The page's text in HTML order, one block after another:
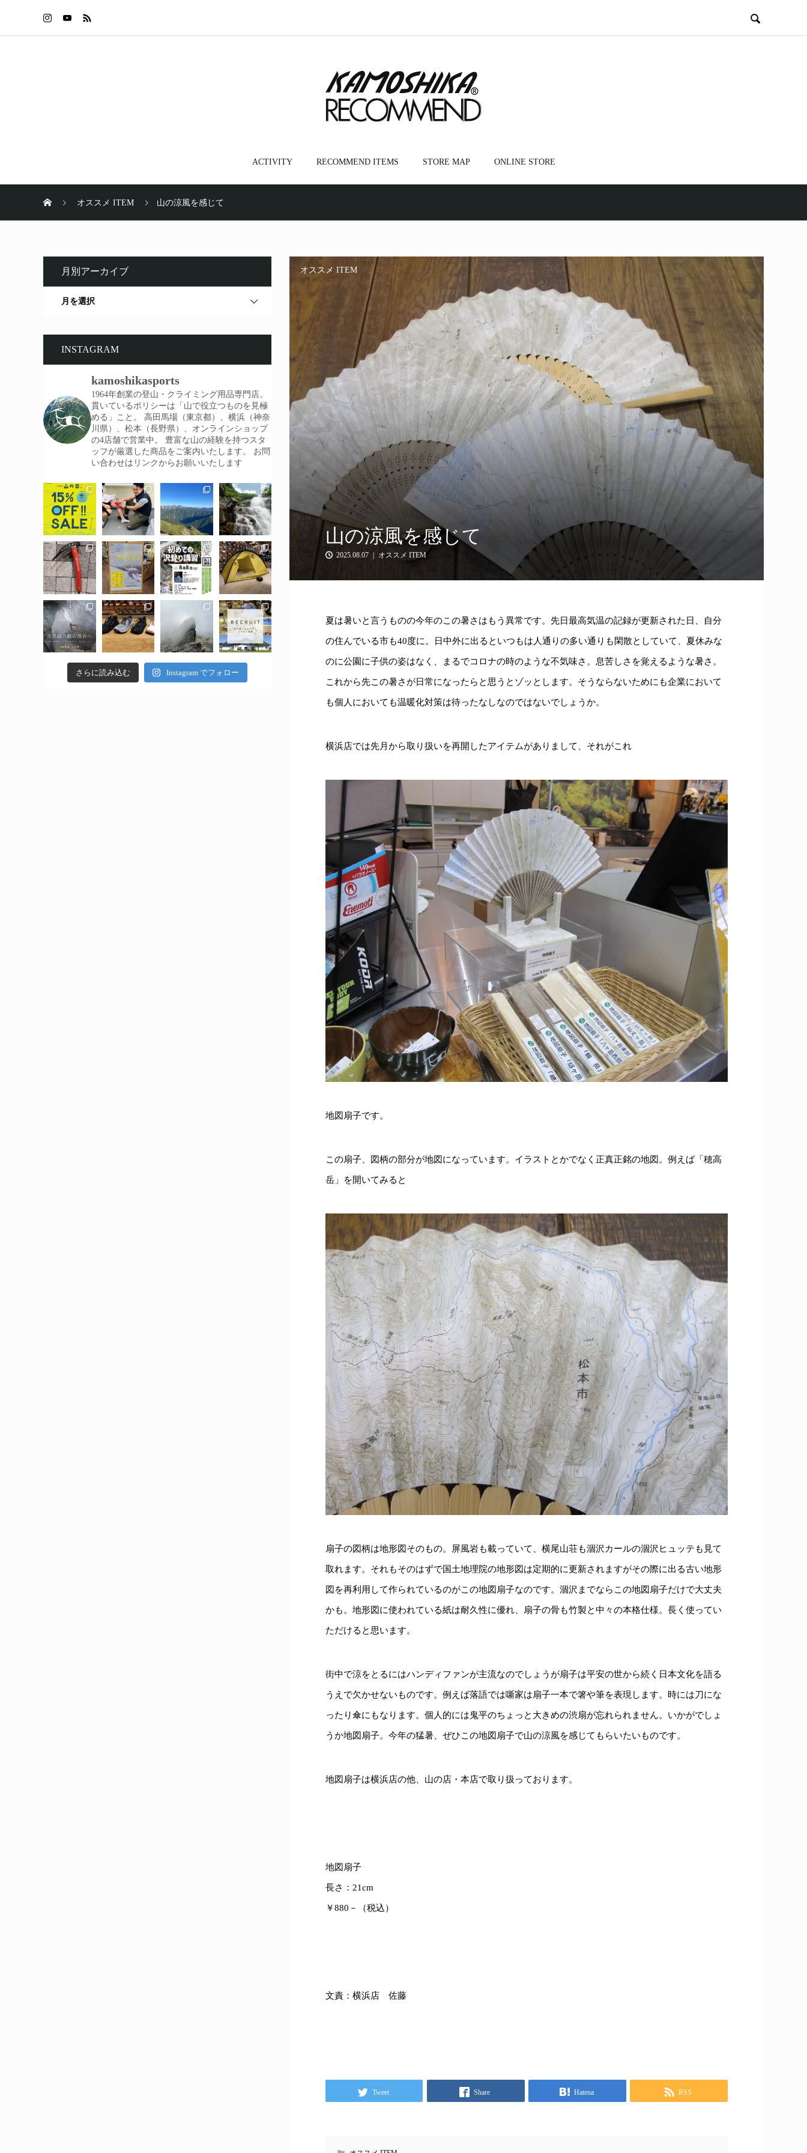

ACTIVITY RECOMMEND ITEMS STORE MAP ONLINE STORE
オススメ ITEM 山の涼風を感じて
オススメ ITEM
山の涼風を感じて
2025.08.07 オススメ ITEM
夏は暑いと言うものの今年のこの暑さはもう異常です。先日最高気温の記録が更新された日、自分
の住んでいる市も40度に。日中外に出るといつもは人通りの多い通りも閑散としていて、夏休みな
のに公園に子供の姿はなく、まるでコロナの時のような不気味さ。息苦しさを覚えるような暑さ。
これから先この暑さが日常になったらと思うとゾッとします。そうならないためにも企業において
も個人においても温暖化対策は待ったなしなのではないでしょうか。
横浜店では先月から取り扱いを再開したアイテムがありまして、それがこれ
地図扇子です。
この扇子、図柄の部分が地図になっています。イラストとかでなく正真正銘の地図。例えば「穂高
岳」を開いてみると
扇子の図柄は地形図そのもの。屏風岩も載っていて、横尾山荘も涸沢カールの涸沢ヒュッテも見て
取れます。それもそのはずで国土地理院の地形図は定期的に更新されますがその際に出る古い地形
図を再利用して作られているのがこの地図扇子なのです。涸沢までならこの地図扇子だけで大丈夫
かも。地形図に使われている紙は耐久性に優れ、扇子の骨も竹製と中々の本格仕様。長く使ってい
ただけると思います。
街中で涼をとるにはハンディファンが主流なのでしょうが扇子は平安の世から続く日本文化を語る
うえで欠かせないものです。例えば落語では噺家は扇子一本で箸や筆を表現します。時には刀にな
ったり傘にもなります。個人的には鬼平のちょっと大きめの渋扇が忘れられません。いかがでしょ
うか地図扇子。今年の猛暑、ぜひこの地図扇子で山の涼風を感じてもらいたいものです。
地図扇子は横浜店の他、山の店・本店で取り扱っております。
地図扇子
長さ：21cm
￥880－（税込）
文責：横浜店 佐藤
Tweet Share Hatena RSS
月別アーカイブ
月を選択
INSTAGRAM
kamoshikasports
1964年創業の登山・クライミング用品専門店。
貫いているポリシーは「山で役立つものを見極
める」こと。
高田馬場（東京都）、横浜（神奈
川県）、松本（長野県）、オンラインショップ
の4店舗で営業中。
豊富な山の経験を持つスタ
ッフが厳選した商品をご案内いたします。
お問
い合わせはリンクからお願いいたします
さらに読み込む Instagram でフォロー